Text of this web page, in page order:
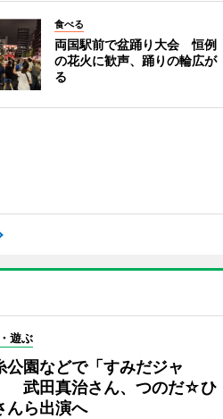
食べる
両国駅前で盆踊り大会 恒例
の花火に歓声、踊りの輪広が
る
遊ぶ
公園などで「すみだジャ
武田真治さん、つのだ☆ひ
んら出演へ